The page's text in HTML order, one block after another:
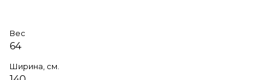
Вес
64
Ширина, см.